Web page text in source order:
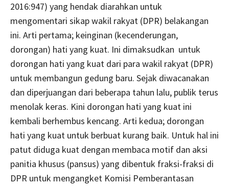
2016:947) yang hendak diarahkan untuk
mengomentari sikap wakil rakyat (DPR) belakangan
ini. Arti pertama; keinginan (kecenderungan,
dorongan) hati yang kuat. Ini dimaksudkan untuk
dorongan hati yang kuat dari para wakil rakyat (DPR)
untuk membangun gedung baru. Sejak diwacanakan
dan diperjuangan dari beberapa tahun lalu, publik terus
menolak keras. Kini dorongan hati yang kuat ini
kembali berhembus kencang. Arti kedua; dorongan
hati yang kuat untuk berbuat kurang baik. Untuk hal ini
patut diduga kuat dengan membaca motif dan aksi
panitia khusus (pansus) yang dibentuk fraksi-fraksi di
DPR untuk mengangket Komisi Pemberantasan